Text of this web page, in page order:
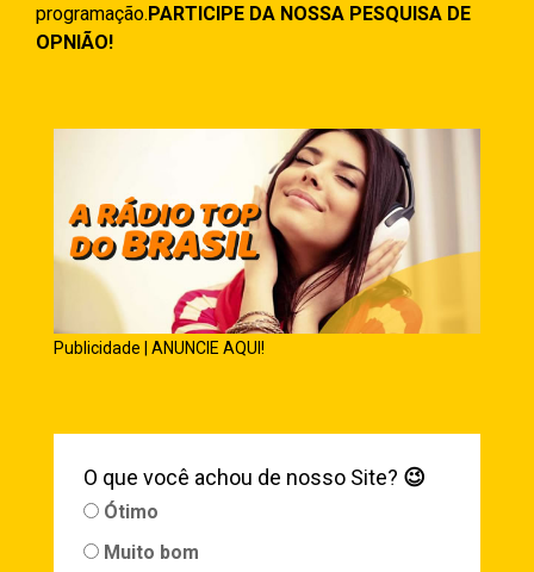
programação.PARTICIPE DA NOSSA PESQUISA DE
OPNIÃO!
Publicidade | ANUNCIE AQUI!
O que você achou de nosso Site? 😉
Ótimo
Muito bom